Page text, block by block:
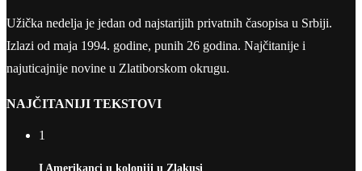
Užička nedelja je jedan od najstarijih privatnih časopisa u Srbiji.
Izlazi od maja 1994. godine, punih 26 godina. Najčitanije i
najuticajnije novine u Zlatiborskom okrugu.
NAJČITANIJI TEKSTOVI
1
I Amerikanci u koloniji u Zlakusi